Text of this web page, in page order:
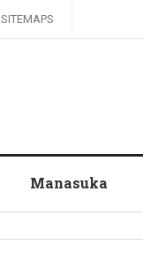
SITEMAPS
Manasuka